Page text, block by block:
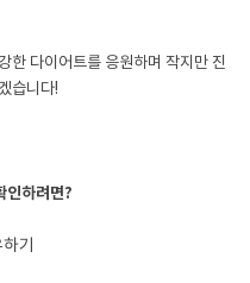
한 다이어트를 응원하며 작지만 진
습니다!
인하려면?
기